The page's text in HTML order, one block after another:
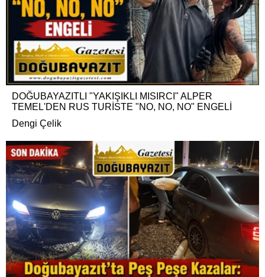
DOĞUBAYAZITLI "YAKIŞIKLI MISIRCI" ALPER
TEMEL'DEN RUS TURİSTE "NO, NO, NO" ENGELİ
Dengi Çelik